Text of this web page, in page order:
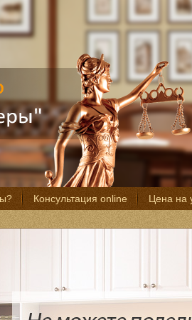
Консультация online Цена на